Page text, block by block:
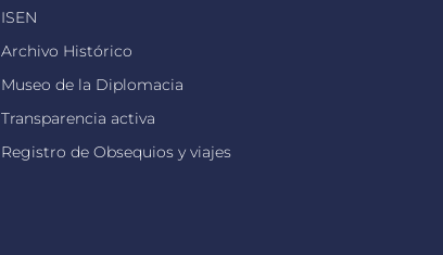
ISEN
Archivo Histórico
Museo de la Diplomacia
Transparencia activa
Registro de Obsequios y viajes